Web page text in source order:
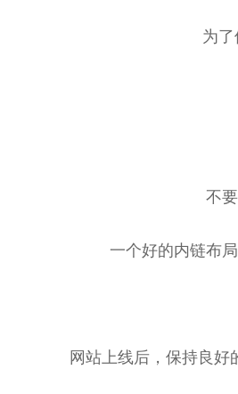
为
不
一个好的内链布
网站上线后，保持良